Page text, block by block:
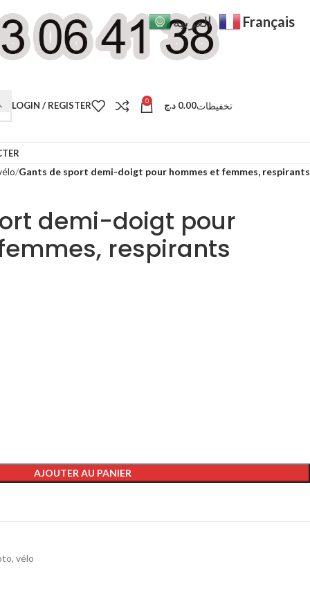
LOGIN / REGISTER 0 0.00 د.ج تخفيظات
Gants de sport demi-doigt pour hommes et femmes, respirants
demi-doigt pour
respirants
AJOUTER AU PANIER
vélo
العربية Français